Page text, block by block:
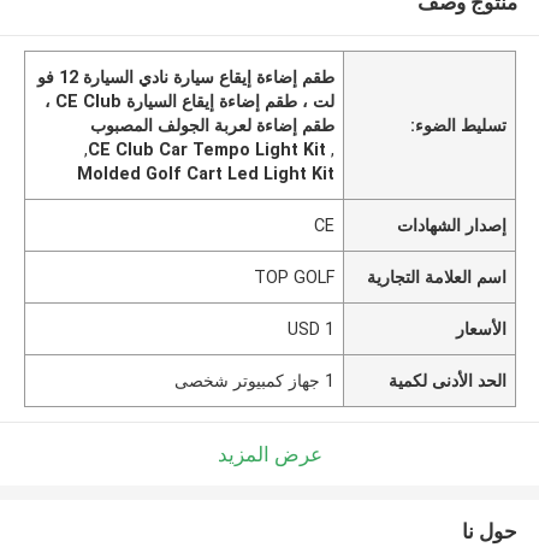
تسليط الضوء:
طقم إضاءة إيقاع سيارة نادي السيارة 12 فو
لت ، طقم إضاءة إيقاع السيارة CE Club ،
طقم إضاءة لعربة الجولف المصبوب
,
CE Club Car Tempo Light Kit
,
Molded Golf Cart Led Light Kit
إصدار الشهادات CE
اسم العلامة التجارية TOP GOLF
الأسعار 1 USD
الحد الأدنى لكمية 1 جهاز كمبيوتر شخصى
عرض المزيد
حول نا